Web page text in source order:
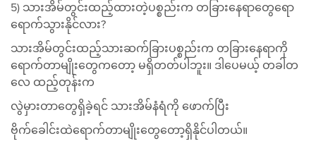
5) သားအိမ်တွင်းထည့်ထားတဲ့ပစ္စည်းက တခြားနေရာတွေရော
ရောက်သွားနိုင်လား?
သားအိမ်တွင်းထည့်သားဆက်ခြားပစ္စည်းက တခြားနေရာကို
ရောက်တာမျိုးတွေကတော့ မရှိတတ်ပါဘူး။ ဒါပေမယ့် တခါတ
လေ ထည့်တုန်းက
လွဲမှားတာတွေရှိခဲ့ရင် သားအိမ်နံရံကို ဖောက်ပြီး
ဗိုက်ခေါင်းထဲရောက်တာမျိုးတွေတော့ရှိနိုင်ပါတယ်။